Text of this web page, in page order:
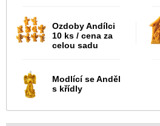
Ozdoby Andílci
10 ks / cena za
celou sadu
Modlící se Anděl
s křídly